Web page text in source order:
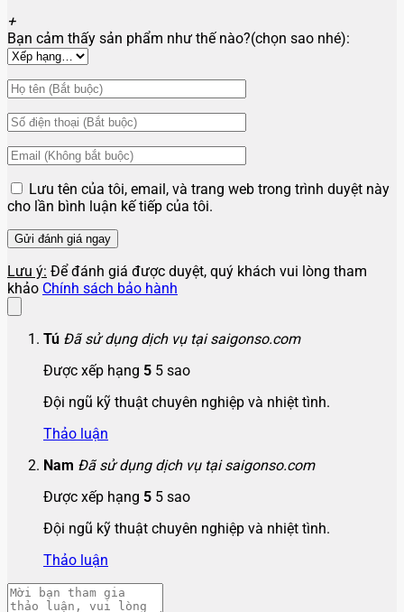
+
Bạn cảm thấy sản phẩm như thế nào?(chọn sao nhé):
Lưu tên của tôi, email, và trang web trong trình duyệt này
cho lần bình luận kế tiếp của tôi.
Lưu ý: Để đánh giá được duyệt, quý khách vui lòng tham
khảo Chính sách bảo hành
Tú Đã sử dụng dịch vụ tại saigonso.com
Được xếp hạng 5 5 sao
Đội ngũ kỹ thuật chuyên nghiệp và nhiệt tình.
Thảo luận
Nam Đã sử dụng dịch vụ tại saigonso.com
Được xếp hạng 5 5 sao
Đội ngũ kỹ thuật chuyên nghiệp và nhiệt tình.
Thảo luận